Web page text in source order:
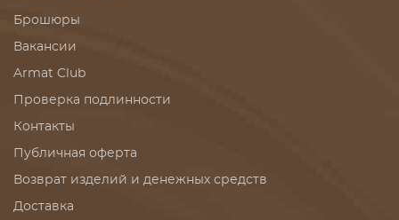
Брошюры
Вакансии
Armat Club
Проверка подлинности
Контакты
Публичная оферта
Возврат изделий и денежных средств
Доставка